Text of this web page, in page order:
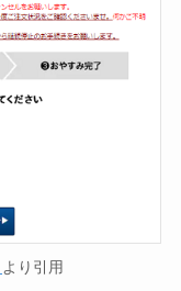
より引用